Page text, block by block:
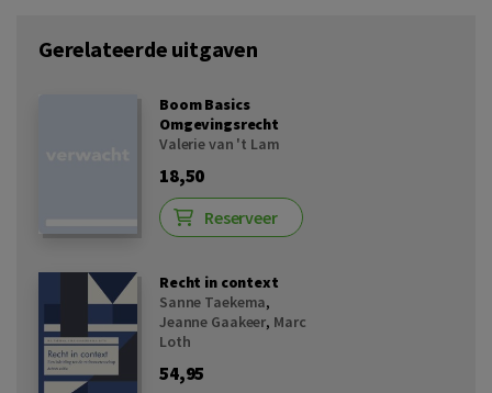
Gerelateerde uitgaven
Boom Basics
Omgevingsrecht
Valerie van 't Lam
18,50
Reserveer
Recht in context
Sanne Taekema,
Jeanne Gaakeer, Marc
Loth
54,95